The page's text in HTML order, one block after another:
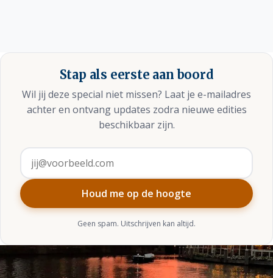
Stap als eerste aan boord
Wil jij deze special niet missen? Laat je e-mailadres
achter en ontvang updates zodra nieuwe edities
beschikbaar zijn.
E-mailadres
Houd me op de hoogte
Geen spam. Uitschrijven kan altijd.